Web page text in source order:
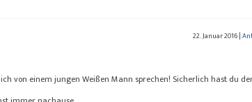
22. Januar 2016|
von einem jungen Weißen Mann sprechen! Sicherlich hast du